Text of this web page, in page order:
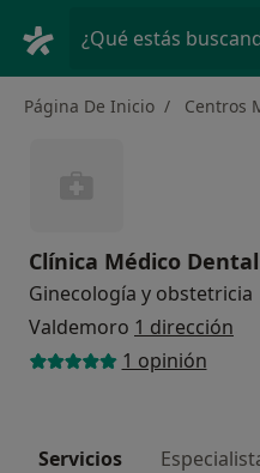
¿Qué estás
Página De Inicio Centros
Clínica Médico
Ginecología y obstetricia
Valdemoro 1 dirección
1 opinión
Servicios